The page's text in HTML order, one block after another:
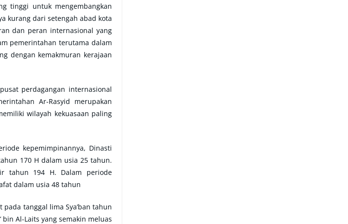
tinggi untuk mengembangkan
kurang dari setengah abad kota
dan peran internasional yang
pemerintahan terutama dalam
dengan kemakmuran kerajaan
perdagangan internasional
Ar-Rasyid merupakan
wilayah kekuasaan paling
kepemimpinannya, Dinasti
170 H dalam usia 25 tahun.
tahun 194 H. Dalam periode
dalam usia 48 tahun
tanggal lima Sya’ban tahun
Al-Laits yang semakin meluas